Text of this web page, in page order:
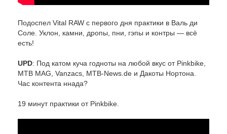
Подоспел Vital RAW с первого дня практики в Валь ди
Соле. Уклон, камни, дропы, пни, гэпы и контры — всё
есть!
UPD: Под катом куча годноты на любой вкус от Pinkbike,
MTB MAG, Vanzacs, MTB-News.de и Дакоты Нортона.
Час контента ннада?
19 минут практики от Pinkbike.